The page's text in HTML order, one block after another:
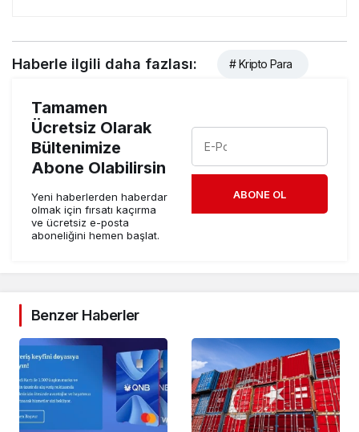
Haberle ilgili daha fazlası: # Kripto Para
Tamamen
Ücretsiz Olarak
Bültenimize
Abone Olabilirsin
Yeni haberlerden haberdar
olmak için fırsatı kaçırma
ve ücretsiz e-posta
aboneliğini hemen başlat.
ABONE OL
Benzer Haberler